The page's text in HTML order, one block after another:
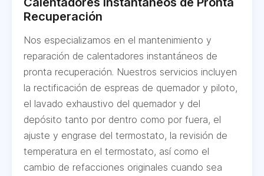
Recuperación
Nos especializamos en el mantenimiento y
reparación de calentadores instantáneos de
pronta recuperación. Nuestros servicios incluyen
la rectificación de espreas de quemador y piloto,
el lavado exhaustivo del quemador y del
depósito tanto por dentro como por fuera, el
ajuste y engrase del termostato, la revisión de
temperatura en el termostato, así como el
cambio de refacciones originales cuando sea